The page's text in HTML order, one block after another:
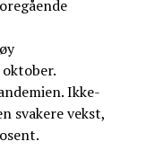
Ikke-
svakere vekst,